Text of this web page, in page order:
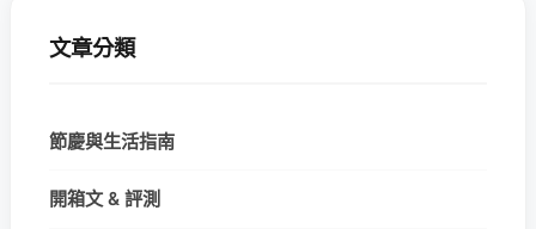
文章分類
節慶與生活指南
開箱文 & 評測